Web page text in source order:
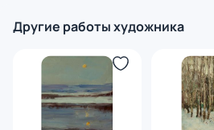
Другие работы художника